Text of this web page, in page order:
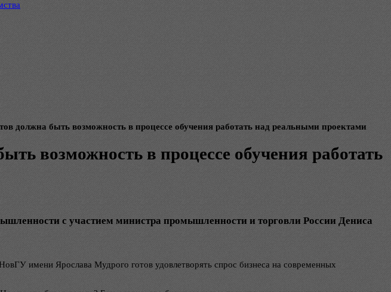
должна быть возможность в процессе обучения работать над реальными проектами
возможность в процессе обучения работать
с участием министра промышленности и торговли России Дениса
имени Ярослава Мудрого готов удовлетворять спрос бизнеса на современных